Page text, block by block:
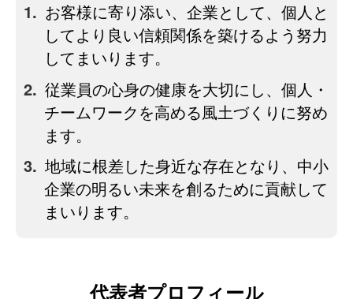
お客様に寄り添い、企業として、個人と
してより良い信頼関係を築けるよう努力
してまいります。
従業員の心身の健康を大切にし、個人・
チームワークを高める風土づくりに努め
ます。
地域に根差した身近な存在となり、中小
企業の明るい未来を創るために貢献して
まいります。
代表者プロフィール